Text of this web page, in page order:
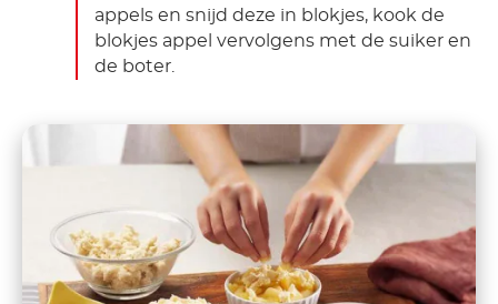
appels en snijd deze in blokjes, kook de
blokjes appel vervolgens met de suiker en
de boter.